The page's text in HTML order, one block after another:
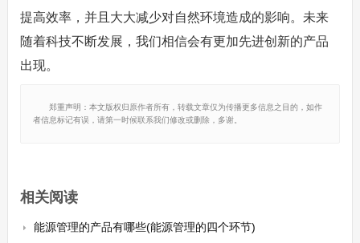
提高效率，并且大大减少对自然环境造成的影响。未来
随着科技不断发展，我们相信会有更加先进创新的产品
出现。
郑重声明：本文版权归原作者所有，转载文章仅为传播更多信息之目的，如作
者信息标记有误，请第一时候联系我们修改或删除，多谢。
相关阅读
能源管理的产品有哪些(能源管理的四个环节)